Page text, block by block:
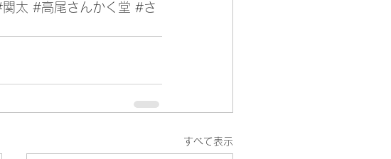
太 #高尾さんかく堂 #さ
すべて表示